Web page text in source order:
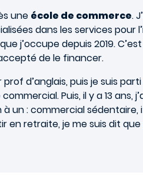
une école de commerce.
dans les services pour
j’occupe depuis 2019.
de le financer.
d’anglais, puis je suis
Puis, il y a 13 ans,
un : commercial sédentaire,
en retraite, je me suis dit